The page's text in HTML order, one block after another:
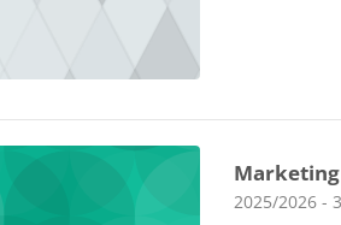
Marketing
Course
2025/2026 -